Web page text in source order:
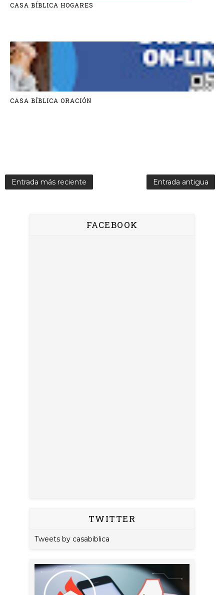
CASA BÍBLICA HOGARES
CASA BÍBLICA ORACIÓN
Entrada más reciente Entrada antigua
FACEBOOK
TWITTER
Tweets by casabiblica